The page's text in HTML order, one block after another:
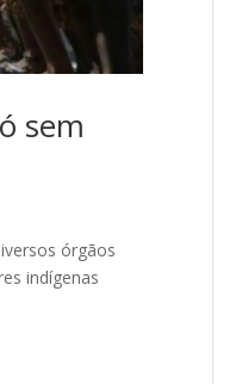
sem
órgãos
indígenas